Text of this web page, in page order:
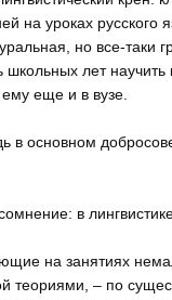
на уроках русского
но все-таки
лет научить
еще и в вузе.
основном
в
на занятиях
теориями, – по